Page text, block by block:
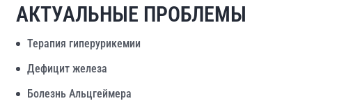
АКТУАЛЬНЫЕ ПРОБЛЕМЫ
Терапия гиперурикемии
Дефицит железа
Болезнь Альцгеймера